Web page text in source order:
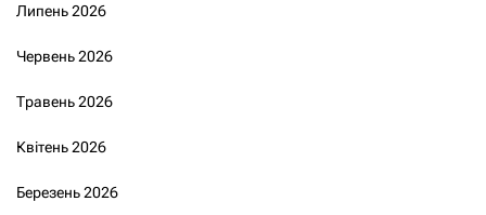
Липень 2026
Червень 2026
Травень 2026
Квітень 2026
Березень 2026